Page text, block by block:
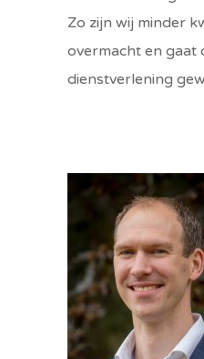
Zo zijn wij minder
overmacht en gaat
dienstverlening